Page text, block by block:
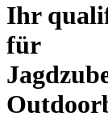
Ihr
für